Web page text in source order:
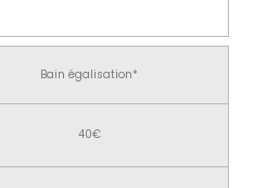
Bain égalisation*
40€